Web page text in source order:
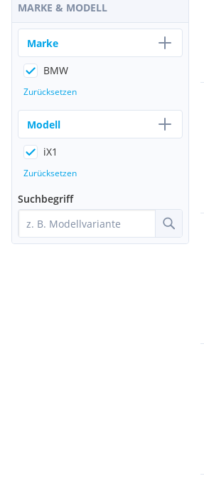
MARKE & MODELL
Marke
BMW
Zurücksetzen
Modell
iX1
Zurücksetzen
Suchbegriff